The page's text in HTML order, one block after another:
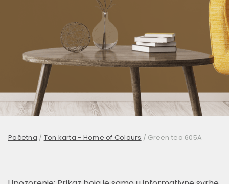
Početna / Ton karta - Home of Colours / Green tea 605A